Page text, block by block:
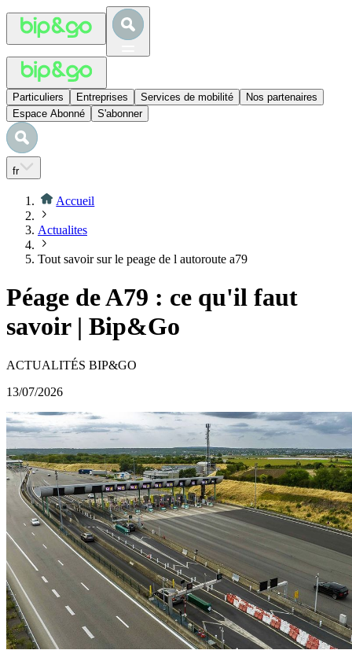
Particuliers Entreprises Services de mobilité
Nos partenaires
Espace Abonné
S'abonner
fr
Accueil
Actualites
Tout savoir sur le peage de l autoroute a79
Péage de A79 : ce qu'il faut
savoir | Bip&Go
ACTUALITÉS BIP&GO
13/07/2026